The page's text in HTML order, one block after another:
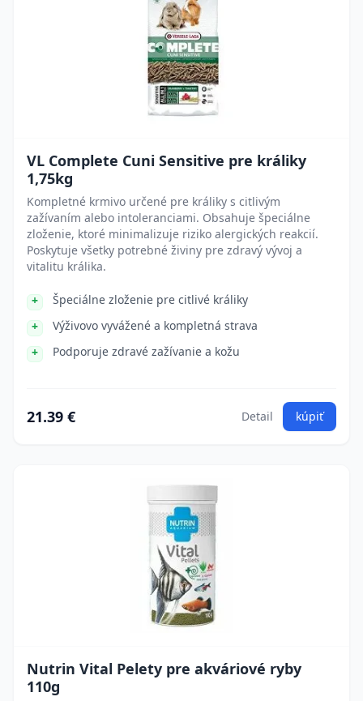
VL Complete Cuni Sensitive pre králiky
1,75kg
Kompletné krmivo určené pre králiky s citlivým
zažívaním alebo intoleranciami. Obsahuje špeciálne
zloženie, ktoré minimalizuje riziko alergických reakcií.
Poskytuje všetky potrebné živiny pre zdravý vývoj a
vitalitu králika.
Špeciálne zloženie pre citlivé králiky
Výživovo vyvážené a kompletná strava
Podporuje zdravé zažívanie a kožu
21.39 € Detail kúpiť
Nutrin Vital Pelety pre akváriové ryby
110g